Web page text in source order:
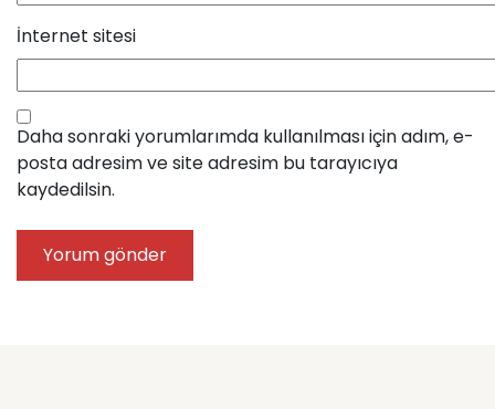
İnternet sitesi
Daha sonraki yorumlarımda kullanılması için adım, e-
posta adresim ve site adresim bu tarayıcıya
kaydedilsin.